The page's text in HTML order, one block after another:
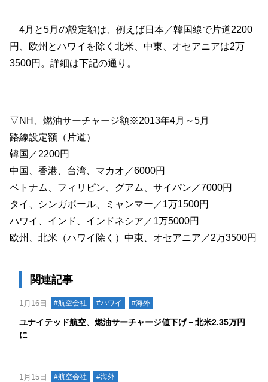
4月と5月の設定額は、例えば日本／韓国線で片道2200
円、欧州とハワイを除く北米、中東、オセアニアは2万
3500円。詳細は下記の通り。
▽NH、燃油サーチャージ額※2013年4月～5月
路線設定額（片道）
韓国／2200円
中国、香港、台湾、マカオ／6000円
ベトナム、フィリピン、グアム、サイパン／7000円
タイ、シンガポール、ミャンマー／1万1500円
ハワイ、インド、インドネシア／1万5000円
欧州、北米（ハワイ除く）中東、オセアニア／2万3500円
関連記事
1月16日 #航空会社 #ハワイ #海外
ユナイテッド航空、燃油サーチャージ値下げ－北米2.35万円
に
1月15日 #航空会社 #海外